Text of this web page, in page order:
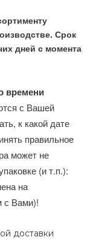
Срок
дней с момента
времени
с Вашей
к какой дате
правильное
может не
(и т.п.):
на
с Вами)!
доставки